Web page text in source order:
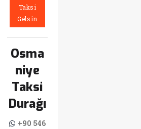
Taksi
Gelsin
Osma
niye
Taksi
Durağı
+90 546